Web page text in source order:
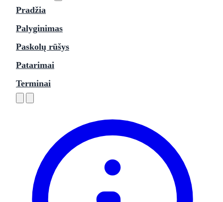
Pradžia
Palyginimas
Paskolų rūšys
Patarimai
Terminai